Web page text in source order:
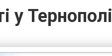
у Тернополі